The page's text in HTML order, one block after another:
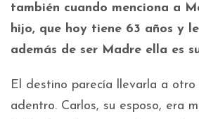
también cuando menciona a
hijo, que hoy tiene 63 años y
además de ser Madre ella es
El destino parecía llevarla a otro
adentro. Carlos, su esposo, era